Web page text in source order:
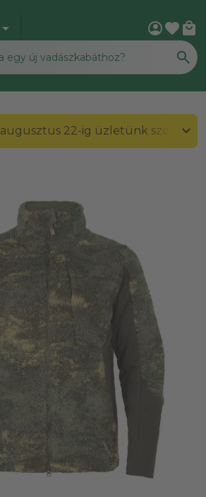
arrow_drop_down account_circlefavorite local_mall
22-ig üzletünk